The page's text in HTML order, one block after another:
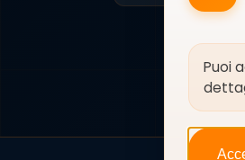
Puoi